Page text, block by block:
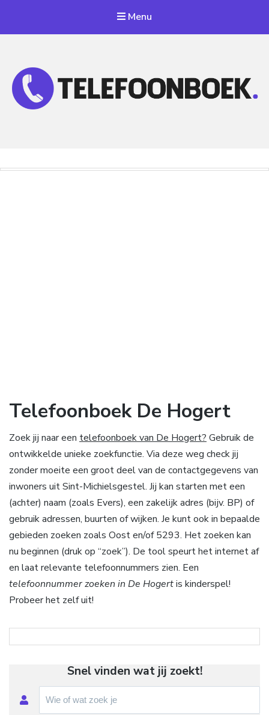
Menu
Telefoonboek De Hogert
Zoek jij naar een telefoonboek van De Hogert? Gebruik de
ontwikkelde unieke zoekfunctie. Via deze weg check jij
zonder moeite een groot deel van de contactgegevens van
inwoners uit Sint-Michielsgestel. Jij kan starten met een
(achter) naam (zoals Evers), een zakelijk adres (bijv. BP) of
gebruik adressen, buurten of wijken. Je kunt ook in bepaalde
gebieden zoeken zoals Oost en/of 5293. Het zoeken kan
nu beginnen (druk op “zoek”). De tool speurt het internet af
en laat relevante telefoonnummers zien. Een
telefoonnummer zoeken in De Hogertis kinderspel!
Probeer het zelf uit!
Snel vinden wat jij zoekt!